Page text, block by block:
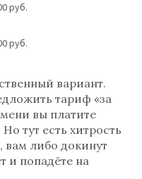
руб.
руб.
вариант.
тариф «за
вы платите
тут есть хитрость
вам либо докинут
и попадёте на